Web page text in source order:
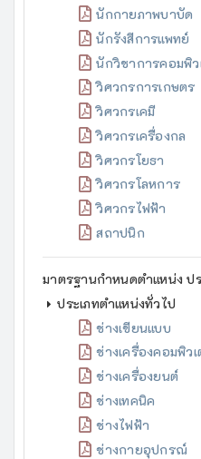
นักกายภาพบาบัด
นักรังสีการแพทย์
นักวิชาการคอมพิว
วิศวกรการเกษตร
วิศวกรเคมี
วิศวกรเครื่องกล
วิศวกรโยธา
วิศวกรโลหการ
วิศวกรไฟฟ้า
สถาปนิก
มาตรฐานกำหนดตำแหน่ง ป
ประเภทตำแหน่งทั่วไป
ช่างเขียนแบบ
ช่างเครื่องคอมพิว
ช่างเครื่องยนต์
ช่างเทคนิค
ช่างไฟฟ้า
ช่างกายอุปกรณ์